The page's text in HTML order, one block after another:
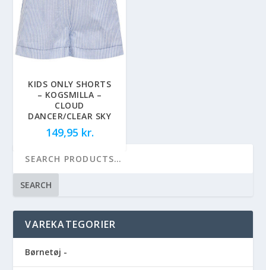
KIDS ONLY SHORTS
– KOGSMILLA –
CLOUD
DANCER/CLEAR SKY
149,95 kr.
SEARCH
VAREKATEGORIER
Børnetøj -